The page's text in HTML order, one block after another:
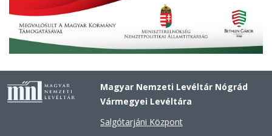
Magyar Nemzeti Levéltár Nógrád
Vármegyei Levéltára
Salgótarjáni Központ